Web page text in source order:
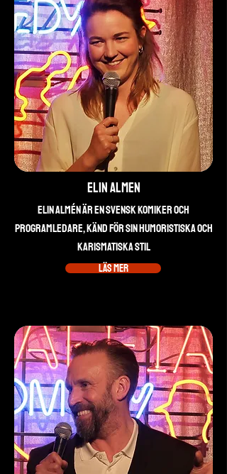
Elin Almen
Elin Almén är en svensk komiker och
programledare, känd för sin humoristiska och
karismatiska stil
Läs mer